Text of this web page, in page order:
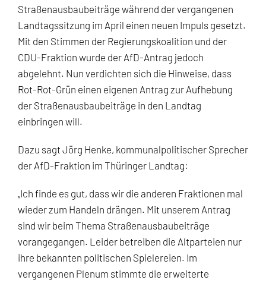
Straßenausbaubeiträge während der vergangenen
Landtagssitzung im April einen neuen Impuls gesetzt.
Mit den Stimmen der Regierungskoalition und der
CDU-Fraktion wurde der AfD-Antrag jedoch
abgelehnt. Nun verdichten sich die Hinweise, dass
Rot-Rot-Grün einen eigenen Antrag zur Aufhebung
der Straßenausbaubeiträge in den Landtag
einbringen will.
Dazu sagt Jörg Henke, kommunalpolitischer Sprecher
der AfD-Fraktion im Thüringer Landtag:
„Ich finde es gut, dass wir die anderen Fraktionen mal
wieder zum Handeln drängen. Mit unserem Antrag
sind wir beim Thema Straßenausbaubeiträge
vorangegangen. Leider betreiben die Altparteien nur
ihre bekannten politischen Spielereien. Im
vergangenen Plenum stimmte die erweiterte